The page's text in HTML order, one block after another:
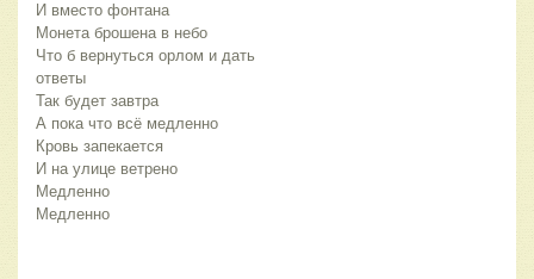
И вместо фонтана
Монета брошена в небо
Что б вернуться орлом и дать
ответы
Так будет завтра
А пока что всё медленно
Кровь запекается
И на улице ветрено
Медленно
Медленно